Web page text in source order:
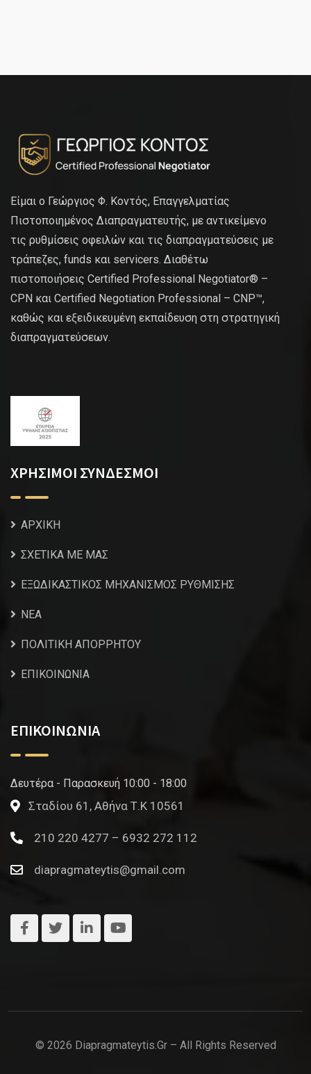
Είμαι ο Γεώργιος Φ. Κοντός, Επαγγελματίας
Πιστοποιημένος Διαπραγματευτής, με αντικείμενο
τις ρυθμίσεις οφειλών και τις διαπραγματεύσεις με
τράπεζες, funds και servicers. Διαθέτω
πιστοποιήσεις Certified Professional Negotiator® –
CPN και Certified Negotiation Professional – CNP™,
καθώς και εξειδικευμένη εκπαίδευση στη στρατηγική
διαπραγματεύσεων.
ΧΡΗΣΙΜΟΙ ΣΥΝΔΕΣΜΟΙ
ΑΡΧΙΚΗ
ΣΧΕΤΙΚΑ ΜΕ ΜΑΣ
ΕΞΩΔΙΚΑΣΤΙΚΟΣ ΜΗΧΑΝΙΣΜΟΣ ΡΥΘΜΙΣΗΣ
NEA
ΠΟΛΙΤΙΚΗ ΑΠΟΡΡΗΤΟΥ
ΕΠΙΚΟΙΝΩΝΙΑ
ΕΠΙΚΟΙΝΩΝΙΑ
Δευτέρα - Παρασκευή 10:00 - 18:00
Σταδίου 61, Αθήνα Τ.Κ 10561
210 220 4277 – 6932 272 112
diapragmateytis@gmail.com
© 2026 Diapragmateytis.gr – All Rights Reserved